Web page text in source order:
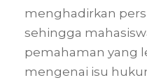
menghadirkan
sehingga
pemahaman yang
mengenai isu